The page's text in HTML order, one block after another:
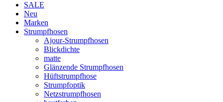
SALE
Neu
Marken
Strumpfhosen
Ajour-Strumpfhosen
Blickdichte
matte
Glänzende Strumpfhosen
Hüftstrumpfhose
Strumpfoptik
Netzstrumpfhosen